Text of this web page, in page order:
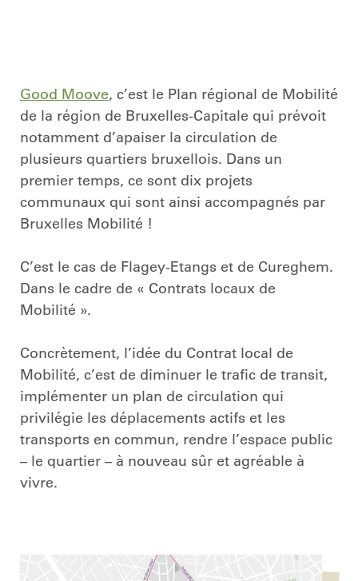
Good Moove, c’est le Plan régional de Mobilité
de la région de Bruxelles-Capitale qui prévoit
notamment d’apaiser la circulation de
plusieurs quartiers bruxellois. Dans un
premier temps, ce sont dix projets
communaux qui sont ainsi accompagnés par
Bruxelles Mobilité !
C’est le cas de Flagey-Etangs et de Cureghem.
Dans le cadre de « Contrats locaux de
Mobilité ».
Concrètement, l’idée du Contrat local de
Mobilité, c’est de diminuer le trafic de transit,
implémenter un plan de circulation qui
privilégie les déplacements actifs et les
transports en commun, rendre l’espace public
– le quartier – à nouveau sûr et agréable à
vivre.